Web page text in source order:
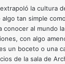
la cultura
tan simple
conocer al mundo
con algo
un boceto o una
de la sala de